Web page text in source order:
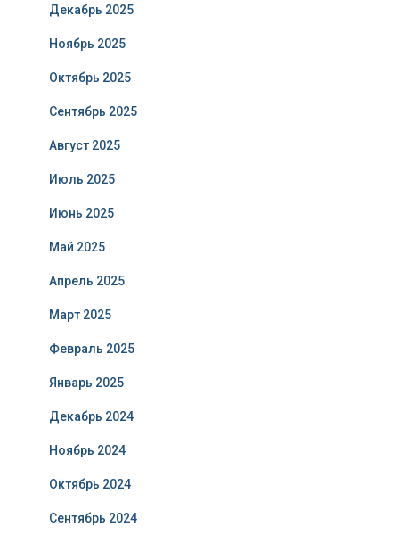
Декабрь 2025
Ноябрь 2025
Октябрь 2025
Сентябрь 2025
Август 2025
Июль 2025
Июнь 2025
Май 2025
Апрель 2025
Март 2025
Февраль 2025
Январь 2025
Декабрь 2024
Ноябрь 2024
Октябрь 2024
Сентябрь 2024